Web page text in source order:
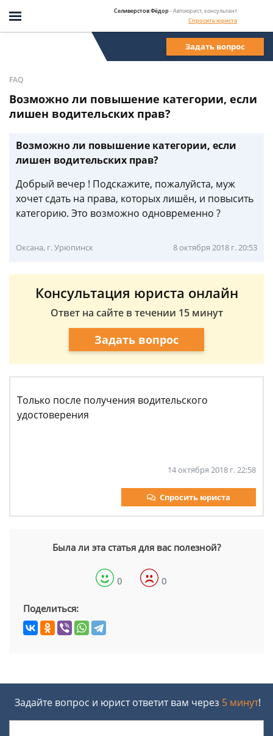
Селиверстов Фёдор- Автоюрист, консультант
Спросить юриста
Задать вопрос
FAQ
Возможно ли повышение категории, если
лишен водительских прав?
Возможно ли повышение категории, если
лишен водительских прав?
Добрый вечер ! Подскажите, пожалуйста, муж
хочет сдать на права, которых лишён, и повысить
категорию. Это возможно одновременно ?
Оксана, г. Урюпинск 8 октября 2018 г. 20:53
Консультация юриста онлайн
Ответ на сайте в течении 15 минут
Задать вопрос
Только после получения водительского
удостоверения
14 октября 2018 г. 22:58
Спросить юриста
Была ли эта статья для вас полезной?
0 0
Поделиться:
Задайте вопрос и юрист ответит вам через 5 минут!